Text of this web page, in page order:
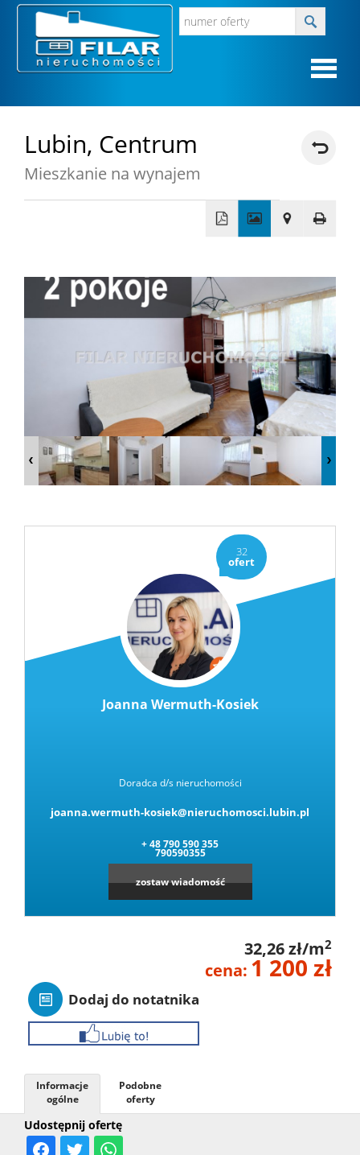
firmie
Kredyty
Usługi
Oferty
Lubin, Centrum
Mieszkanie na wynajem
32
ofert
Joanna Wermuth-Kosiek
Doradca d/s nieruchomości
joanna.wermuth-kosiek@nieruchomosci.lubin.pl
+ 48 790 590 355
790590355
zostaw wiadomość
32,26 zł/m2
cena: 1 200 zł
Dodaj do notatnika
Udostępnij ofertę
Informacje
ogólne
Podobne
oferty